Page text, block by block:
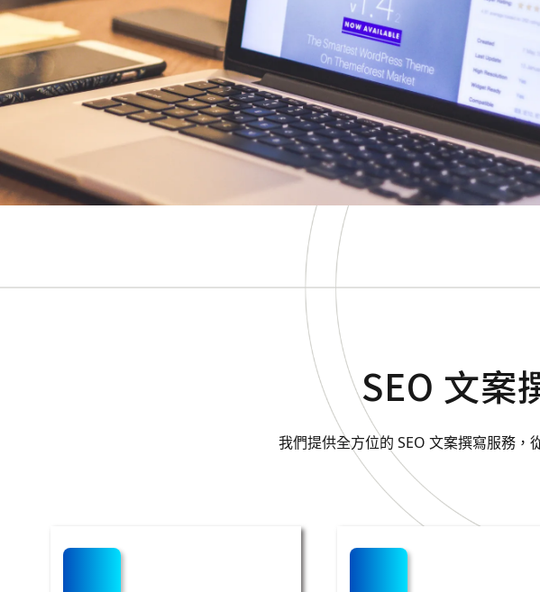
SEO文案撰寫對SEO如此重要？
SEO 文案
我們提供全方位的 SEO 文案撰寫服務，